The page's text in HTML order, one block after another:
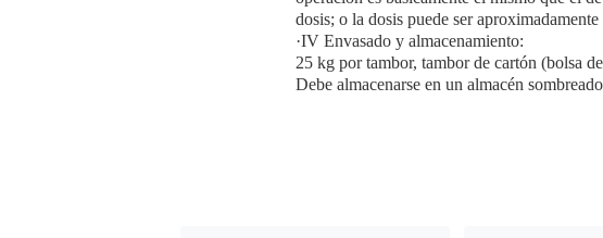
dosis; o la dosis puede ser
·IV Envasado y almacenamiento:
25 kg por tambor, tambor de cartón (bolsa
Debe almacenarse en un almacén